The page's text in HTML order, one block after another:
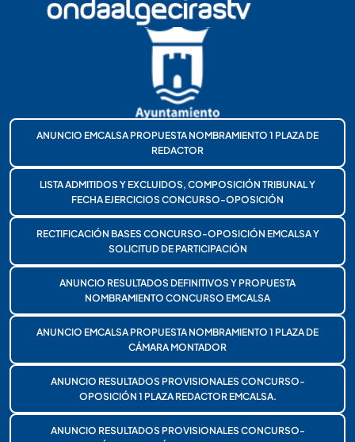
ANUNCIO EMCALSA PROPUESTA NOMBRAMIENTO 1 PLAZA DE
REDACTOR
LISTA ADMITIDOS Y EXCLUIDOS, COMPOSICIÓN TRIBUNAL Y
FECHA EJERCICIOS CONCURSO-OPOSICIÓN
RECTIFICACIÓN BASES CONCURSO-OPOSICIÓN EMCALSA Y
SOLICITUD DE PARTICIPACIÓN
ANUNCIO RESULTADOS DEFINITIVOS Y PROPUESTA
NOMBRAMIENTO CONCURSO EMCALSA
ANUNCIO EMCALSA PROPUESTA NOMBRAMIENTO 1 PLAZA DE
CÁMARA MONTADOR
ANUNCIO RESULTADOS PROVISIONALES CONCURSO-
OPOSICIÓN 1 PLAZA REDACTOR EMCALSA.
ANUNCIO RESULTADOS PROVISIONALES CONCURSO-